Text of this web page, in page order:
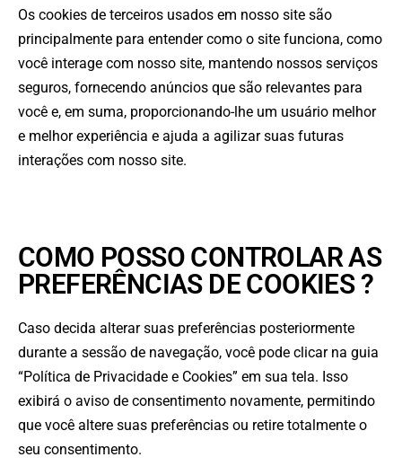
Os cookies de terceiros usados em nosso site são
principalmente para entender como o site funciona, como
você interage com nosso site, mantendo nossos serviços
seguros, fornecendo anúncios que são relevantes para
você e, em suma, proporcionando-lhe um usuário melhor
e melhor experiência e ajuda a agilizar suas futuras
interações com nosso site.
COMO POSSO CONTROLAR AS
PREFERÊNCIAS DE COOKIES ?
Caso decida alterar suas preferências posteriormente
durante a sessão de navegação, você pode clicar na guia
“Política de Privacidade e Cookies” em sua tela. Isso
exibirá o aviso de consentimento novamente, permitindo
que você altere suas preferências ou retire totalmente o
seu consentimento.